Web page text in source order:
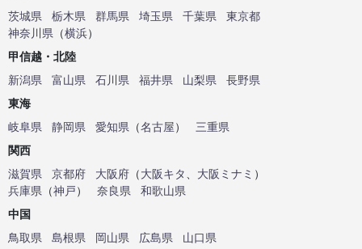
茨城県
栃木県 群馬県 埼玉県 千葉県
東京都
神奈川県 （横浜）
甲信越・北陸
新潟県
富山県 石川県 福井県 山梨県
長野県
東海
岐阜県
静岡県 愛知県 （名古屋）
三重県
関西
滋賀県
京都府 大阪府 （大阪キタ 大阪ミナミ ）
兵庫県 （神戸） 奈良県
和歌山県
中国
鳥取県
島根県 岡山県 広島県
山口県